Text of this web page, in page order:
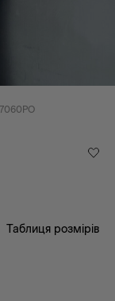
Таблиця розмірів